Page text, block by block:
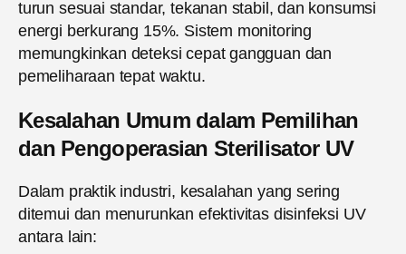
turun sesuai standar, tekanan stabil, dan konsumsi
energi berkurang 15%. Sistem monitoring
memungkinkan deteksi cepat gangguan dan
pemeliharaan tepat waktu.
Kesalahan Umum dalam Pemilihan
dan Pengoperasian Sterilisator UV
Dalam praktik industri, kesalahan yang sering
ditemui dan menurunkan efektivitas disinfeksi UV
antara lain: